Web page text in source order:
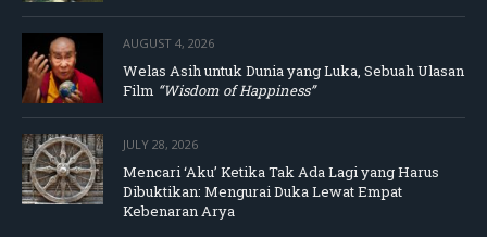
AUGUST 4, 2026
Welas Asih untuk Dunia yang Luka, Sebuah Ulasan
Film “Wisdom of Happiness”
JULY 28, 2026
Mencari ‘Aku’ Ketika Tak Ada Lagi yang Harus
Dibuktikan: Mengurai Duka Lewat Empat
Kebenaran Arya